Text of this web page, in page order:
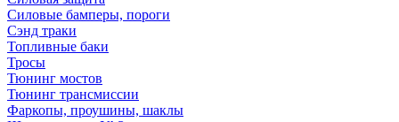
Силовые бамперы, пороги
Сэнд траки
Топливные баки
Тросы
Тюнинг мостов
Тюнинг трансмиссии
Фаркопы, проушины, шаклы